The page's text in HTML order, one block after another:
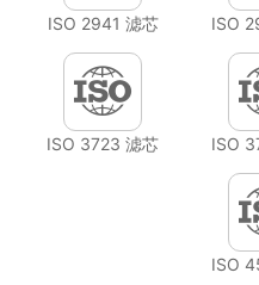
ISO 2941 滤芯 ISO
ISO 3723 滤芯 ISO
ISO